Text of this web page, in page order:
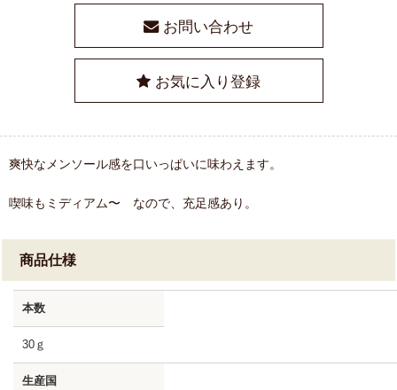
お問い合わせ
お気に入り登録
爽快なメンソール感を口いっぱいに味わえます。
喫味もミディアム〜 なので、充足感あり。
商品仕様
本数
30ｇ
生産国